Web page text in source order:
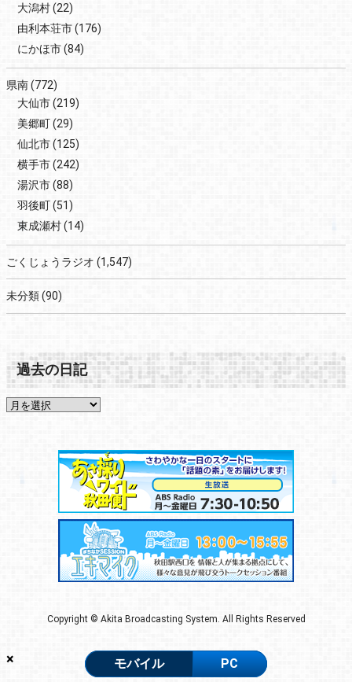
×
大潟村(22)
由利本荘市(176)
にかほ市(84)
県南(772)
大仙市(219)
美郷町(29)
仙北市(125)
横手市(242)
湯沢市(88)
羽後町(51)
東成瀬村(14)
ごくじょうラジオ (1,547)
未分類(90)
過去の日記
Copyright © Akita Broadcasting System. All Rights Reserved
モバイル PC